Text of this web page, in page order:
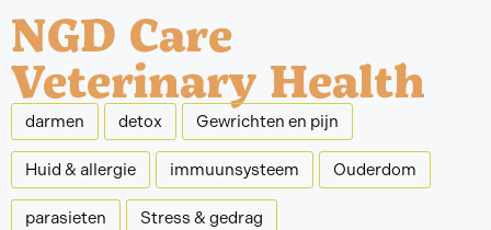
NGD Care
Veterinary Health
darmen detox Gewrichten en pijn
Huid & allergie immuunsysteem Ouderdom
parasieten Stress & gedrag